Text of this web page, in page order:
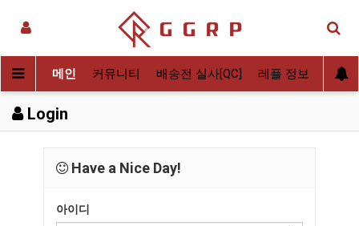
메인 커뮤니티 배송전 실사[QC] 레플 정보 후기
Login
Have a Nice Day!
아이디